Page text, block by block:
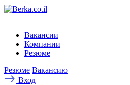
Вакансии
Компании
Резюме
Резюме Вакансию
Вход